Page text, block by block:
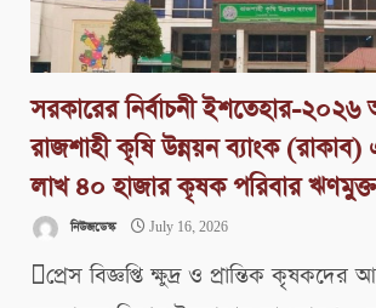
সরকারের নির্বাচনী ইশতেহার-২০২৬
রাজশাহী কৃষি উন্নয়ন ব্যাংক
লাখ ৪০ হাজার কৃষক পরিবার ঋণমুক্ত
নিউজডেস্ক July 16, 2026
প্রেস বিজ্ঞপ্তি ক্ষুদ্র ও প্রান্তিক কৃষকদের